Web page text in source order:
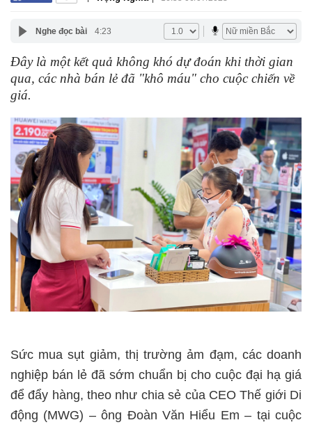
Nghe đọc bài 4:23
Đây là một kết quả không khó dự đoán khi thời gian
qua, các nhà bán lẻ đã "khô máu" cho cuộc chiến về
giá.
Sức mua sụt giảm, thị trường ảm đạm, các doanh
nghiệp bán lẻ đã sớm chuẩn bị cho cuộc đại hạ giá
để đẩy hàng, theo như chia sẻ của CEO Thế giới Di
động (MWG) – ông Đoàn Văn Hiểu Em – tại cuộc